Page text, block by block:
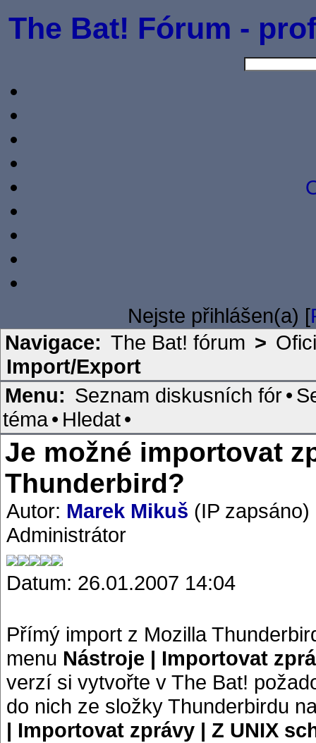
The Bat! Fórum -
Nejste přihlášen(a) [
Navigace: The Bat! fórum >
Import/Export
Menu: Seznam diskusních fór•
téma• Hledat•
Je možné importovat
Thunderbird?
Autor: Marek Mikuš (IP zapsáno)
Administrátor
Datum: 26.01.2007 14:04
Přímý import z Mozilla
menu Nástroje | Importovat
verzí si vytvořte v The Bat!
do nich ze složky Thunderbirdu
| Importovat zprávy | Z UNIX